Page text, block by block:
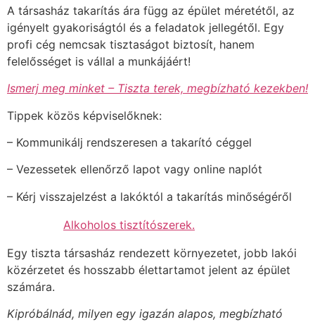
A társasház takarítás ára függ az épület méretétől, az
igényelt gyakoriságtól és a feladatok jellegétől. Egy
profi cég nemcsak tisztaságot biztosít, hanem
felelősséget is vállal a munkájáért!
Ismerj meg minket – Tiszta terek, megbízható kezekben!
Tippek közös képviselőknek:
– Kommunikálj rendszeresen a takarító céggel
– Vezessetek ellenőrző lapot vagy online naplót
– Kérj visszajelzést a lakóktól a takarítás minőségéről
Alkoholos tisztítószerek.
Egy tiszta társasház rendezett környezetet, jobb lakói
közérzetet és hosszabb élettartamot jelent az épület
számára.
Kipróbálnád, milyen egy igazán alapos, megbízható